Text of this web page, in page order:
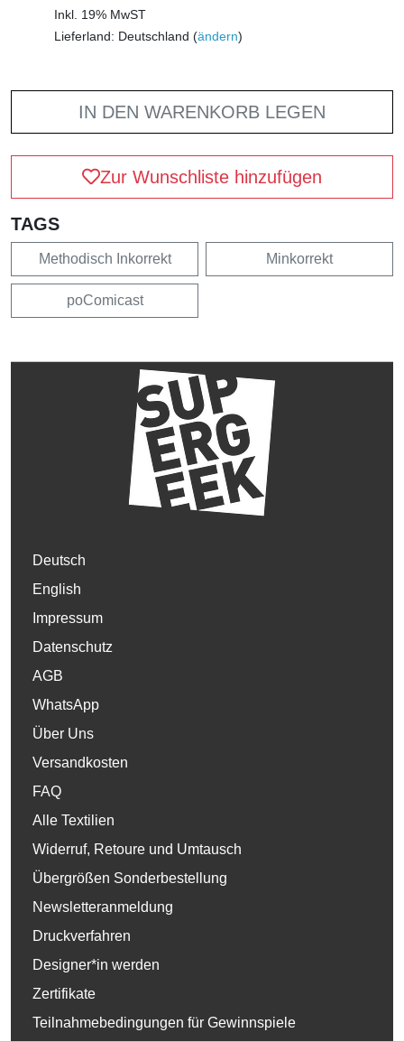
Inkl. 19% MwST
Lieferland: Deutschland (ändern)
IN DEN WARENKORB LEGEN
Zur Wunschliste hinzufügen
TAGS
Methodisch Inkorrekt Minkorrekt
poComicast
Deutsch
English
Impressum
Datenschutz
AGB
WhatsApp
Über Uns
Versandkosten
FAQ
Alle Textilien
Widerruf, Retoure und Umtausch
Übergrößen Sonderbestellung
Newsletteranmeldung
Druckverfahren
Designer*in werden
Zertifikate
Teilnahmebedingungen für Gewinnspiele